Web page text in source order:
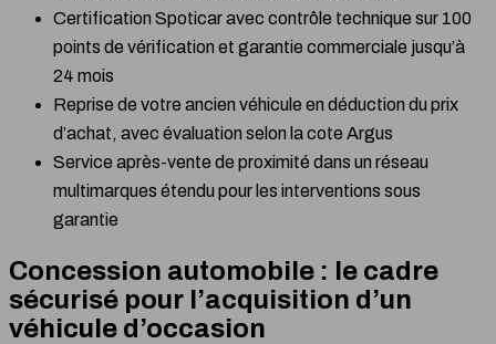
Certification Spoticar avec contrôle technique sur 100
points de vérification et garantie commerciale jusqu’à
24 mois
Reprise de votre ancien véhicule en déduction du prix
d’achat, avec évaluation selon la cote Argus
Service après-vente de proximité dans un réseau
multimarques étendu pour les interventions sous
garantie
Concession automobile : le cadre
sécurisé pour l’acquisition d’un
véhicule d’occasion